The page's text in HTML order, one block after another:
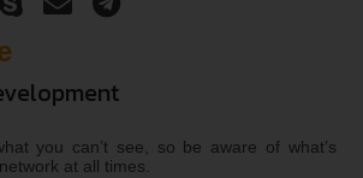
you can’t see, so be aware of what’s
at all times.